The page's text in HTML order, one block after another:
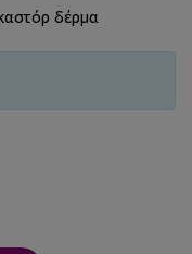
δέρμα